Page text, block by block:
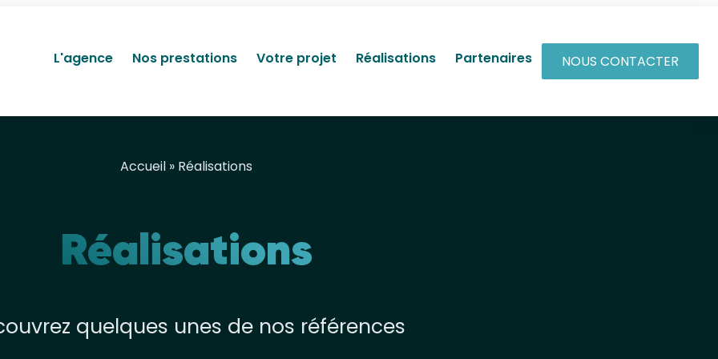
L'agence Nos prestations Votre projet Réalisations Partenaires NOUS CONTACTER
Accueil» Réalisations
Réalisations
quelques unes de nos références